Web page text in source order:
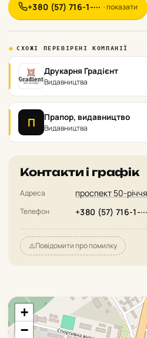
+380 (57) 716-1-··· · показати
СХОЖІ ПЕРЕВІРЕНІ КОМПАНІЇ
Друкарня Градієнт
Видавництва
П Прапор, видавництво
Видавництва
Контакти і графік
Адреса проспект 50-
Телефон +380 (57) 716-1-···
⚠️Повідомити про помилку
+
−